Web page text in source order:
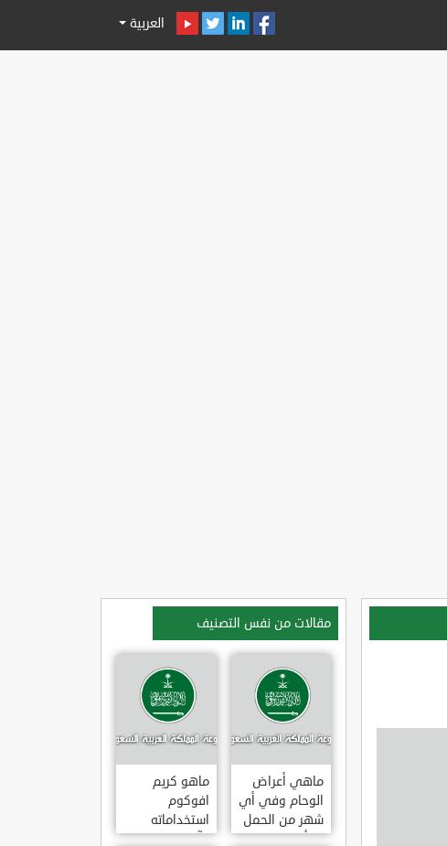
العربية
مقالات من نفس التصنيف
ماهي أعراض
الوحام وفي أي
شهر من الحمل
يبدأ
ماهو كريم
افوكوم
استخداماته
وآثاره الجانبية